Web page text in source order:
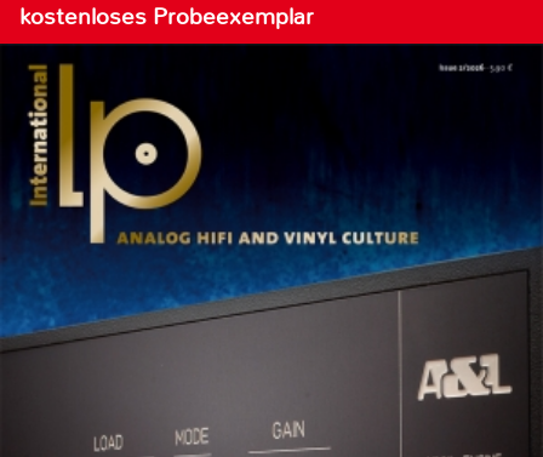
kostenloses Probeexemplar